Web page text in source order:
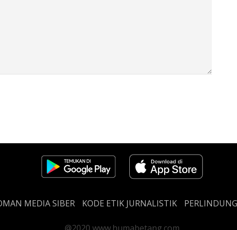
MEDIA SIBER KODE ETIK JURNALISTIK